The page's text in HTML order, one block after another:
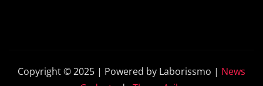
Copyright © 2025 | Powered by Laborissmo | News